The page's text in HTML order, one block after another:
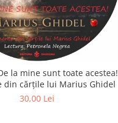
la mine sunt toate acestea!
din cărțile lui Marius Ghidel
30,00 Lei